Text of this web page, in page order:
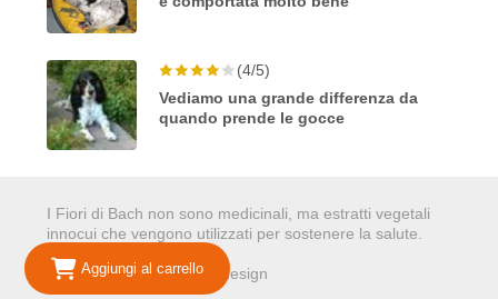
Aggiungi al carrello
(4/5)
Vediamo una grande differenza da
quando prende le gocce
I Fiori di Bach non sono medicinali, ma estratti vegetali
innocui che vengono utilizzati per sostenere la salute.
© 2026 Mariepure - Webdesign